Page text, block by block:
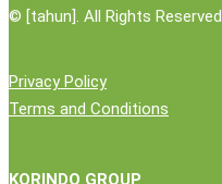
© [tahun]. All Rights Reserved.
Privacy Policy
Terms and Conditions
KORINDO GROUP